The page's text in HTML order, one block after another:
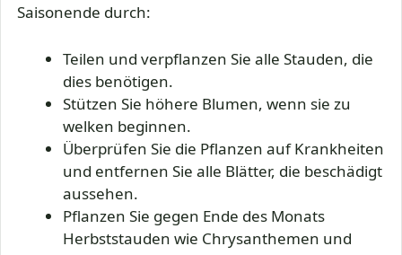
Saisonende durch:
Teilen und verpflanzen Sie alle Stauden, die
dies benötigen.
Stützen Sie höhere Blumen, wenn sie zu
welken beginnen.
Überprüfen Sie die Pflanzen auf Krankheiten
und entfernen Sie alle Blätter, die beschädigt
aussehen.
Pflanzen Sie gegen Ende des Monats
Herbststauden wie Chrysanthemen und